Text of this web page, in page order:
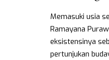
Memasuki usia
Ramayana
eksistensinya
pertunjukan